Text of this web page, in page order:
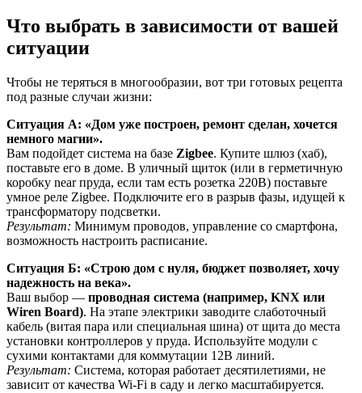
Что выбрать в зависимости от вашей
ситуации
Чтобы не теряться в многообразии, вот три готовых рецепта
под разные случаи жизни:
Ситуация А: «Дом уже построен, ремонт сделан, хочется
немного магии».
Вам подойдет система на базе Zigbee. Купите шлюз (хаб),
поставьте его в доме. В уличный щиток (или в герметичную
коробку near пруда, если там есть розетка 220В) поставьте
умное реле Zigbee. Подключите его в разрыв фазы, идущей к
трансформатору подсветки.
Результат: Минимум проводов, управление со смартфона,
возможность настроить расписание.
Ситуация Б: «Строю дом с нуля, бюджет позволяет, хочу
надежность на века».
Ваш выбор — проводная система (например, KNX или
Wiren Board). На этапе электрики заводите слаботочный
кабель (витая пара или специальная шина) от щита до места
установки контроллеров у пруда. Используйте модули с
сухими контактами для коммутации 12В линий.
Результат: Система, которая работает десятилетиями, не
зависит от качества Wi-Fi в саду и легко масштабируется.